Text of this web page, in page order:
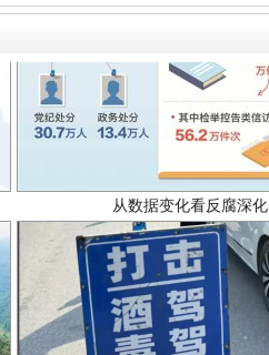
从数据变化看反腐深化